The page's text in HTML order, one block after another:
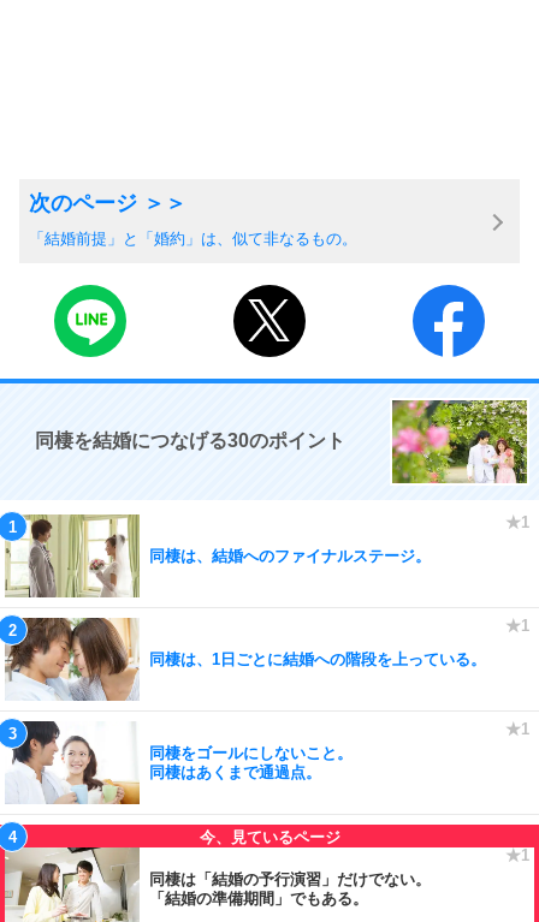
「結婚前提」と「婚約」は、似て非なるもの。
同棲を結婚につなげる30のポイント
同棲は、結婚へのファイナルステージ。
同棲は、1日ごとに結婚への階段を上っている。
同棲をゴールにしないこと。
同棲はあくまで通過点。
同棲は「結婚の予行演習」だけでない。
「結婚の準備期間」でもある。